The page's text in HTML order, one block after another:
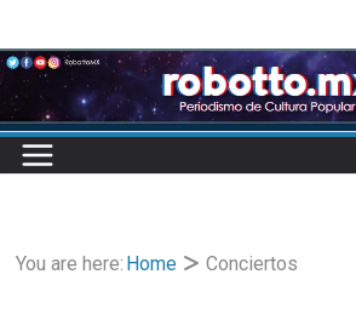
to
content
You are here: Home Conciertos